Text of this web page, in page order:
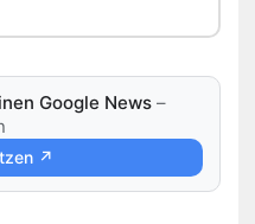
Google News –
↗